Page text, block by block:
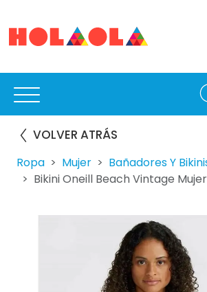
VOLVER ATRÁS
Ropa Mujer
Bañadores Y
Bikini Oneill Beach Vintage Mujer